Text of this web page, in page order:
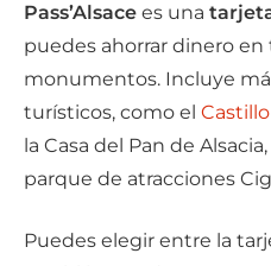
Pass’Alsace es una
puedes ahorrar dinero
monumentos. Incluye
turísticos, como el
la Casa del Pan de
parque de atracciones
Puedes elegir entre la